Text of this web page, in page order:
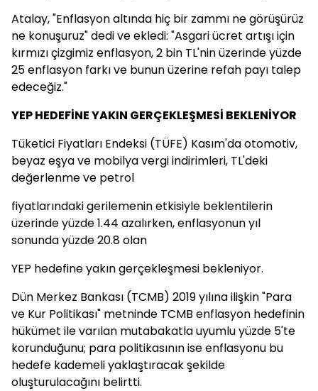
Atalay, "Enflasyon altında hiç bir zammı ne görüşürüz
ne konuşuruz" dedi ve ekledi: "Asgari ücret artışı için
kırmızı çizgimiz enflasyon, 2 bin TL'nin üzerinde yüzde
25 enflasyon farkı ve bunun üzerine refah payı talep
edeceğiz."
YEP HEDEFİNE YAKIN GERÇEKLEŞMESİ BEKLENİYOR
Tüketici Fiyatları Endeksi (TÜFE) Kasım'da otomotiv,
beyaz eşya ve mobilya vergi indirimleri, TL'deki
değerlenme ve petrol
fiyatlarındaki gerilemenin etkisiyle beklentilerin
üzerinde yüzde 1.44 azalırken, enflasyonun yıl
sonunda yüzde 20.8 olan
YEP hedefine yakın gerçekleşmesi bekleniyor.
Dün Merkez Bankası (TCMB) 2019 yılına ilişkin "Para
ve Kur Politikası" metninde TCMB enflasyon hedefinin
hükümet ile varılan mutabakatla uyumlu yüzde 5'te
korunduğunu; para politikasının ise enflasyonu bu
hedefe kademeli yaklaştıracak şekilde
oluşturulacağını belirtti.